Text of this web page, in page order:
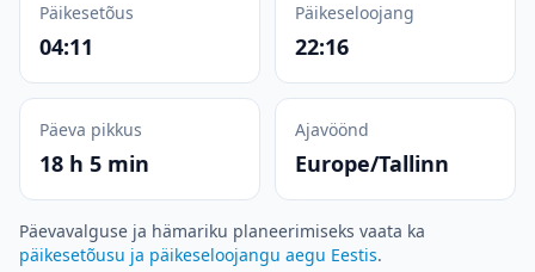
Päikesetõus
04:11
Päikeseloojang
22:16
Päeva pikkus
18 h 5 min
Ajavöönd
Europe/Tallinn
Päevavalguse ja hämariku planeerimiseks vaata ka
päikesetõusu ja päikeseloojangu aegu Eestis.